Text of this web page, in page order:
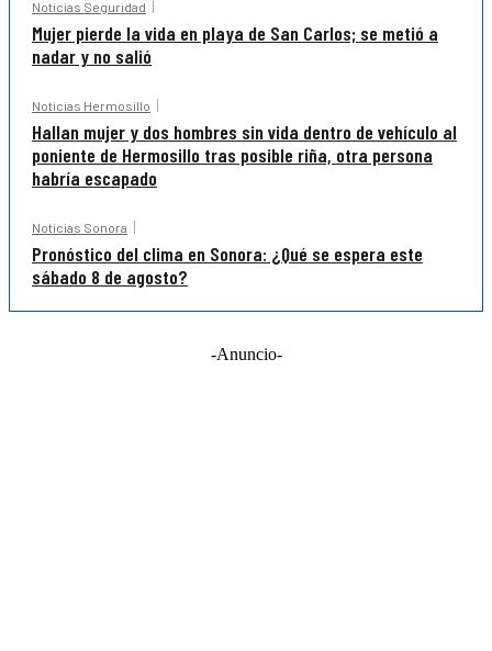
Noticias Seguridad
Mujer pierde la vida en playa de San Carlos; se metió a
nadar y no salió
Noticias Hermosillo
Hallan mujer y dos hombres sin vida dentro de vehículo al
poniente de Hermosillo tras posible riña, otra persona
habría escapado
Noticias Sonora
Pronóstico del clima en Sonora: ¿Qué se espera este
sábado 8 de agosto?
-Anuncio-